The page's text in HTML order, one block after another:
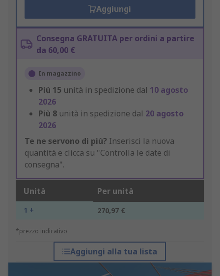
Aggiungi
Consegna GRATUITA per ordini a partire
da 60,00 €
In magazzino
Più 15 unità in spedizione dal 10 agosto
2026
Più 8 unità in spedizione dal 20 agosto
2026
Te ne servono di più? Inserisci la nuova
quantità e clicca su "Controlla le date di
consegna".
Unità Per unità
1 + 270,97 €
*prezzo indicativo
Aggiungi alla tua lista